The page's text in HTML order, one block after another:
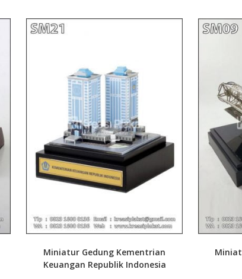
Miniatur Gedung Kementrian
Keuangan Republik Indonesia